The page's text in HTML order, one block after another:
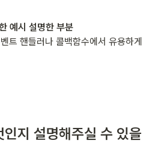
예시 설명한 부분
트 핸들러나 콜백함수에서 유용하게
지 설명해주실 수 있을